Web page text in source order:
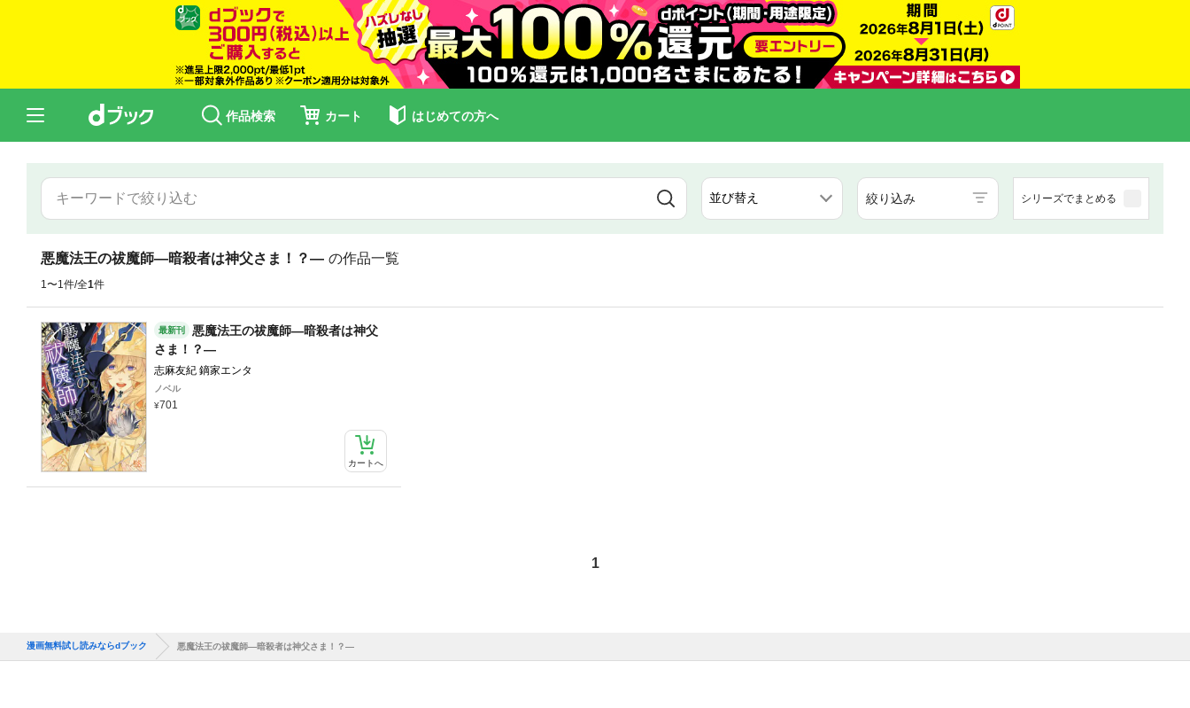
作品検索 カート はじめての方へ
絞り込み シリーズでまとめる
悪魔法王の祓魔師―暗殺者は神父さま！？― の作品一覧
1〜1件/全1件
最新刊
悪魔法王の祓魔師―暗殺者は神父
さま！？―
志麻友紀 鏑家エンタ
ノベル
701
カートへ
1
漫画無料試し読みならdブック 悪魔法王の祓魔師―暗殺者は神父さま！？―